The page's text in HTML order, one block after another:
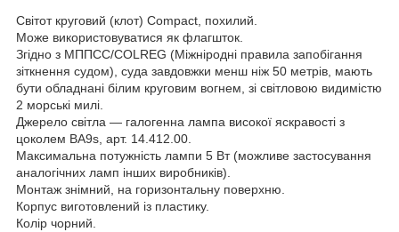
Світот круговий (клот) Compact, похилий.
Може використовуватися як флагшток.
Згідно з МППСС/COLREG (Міжніродні правила запобігання
зіткнення судом), суда завдовжки менш ніж 50 метрів, мають
бути обладнані білим круговим вогнем, зі світловою видимістю
2 морські милі.
Джерело світла — галогенна лампа високої яскравості з
цоколем BA9s, арт. 14.412.00.
Максимальна потужність лампи 5 Вт (можливе застосування
аналогічних ламп інших виробників).
Монтаж знімний, на горизонтальну поверхню.
Корпус виготовлений із пластику.
Колір чорний.